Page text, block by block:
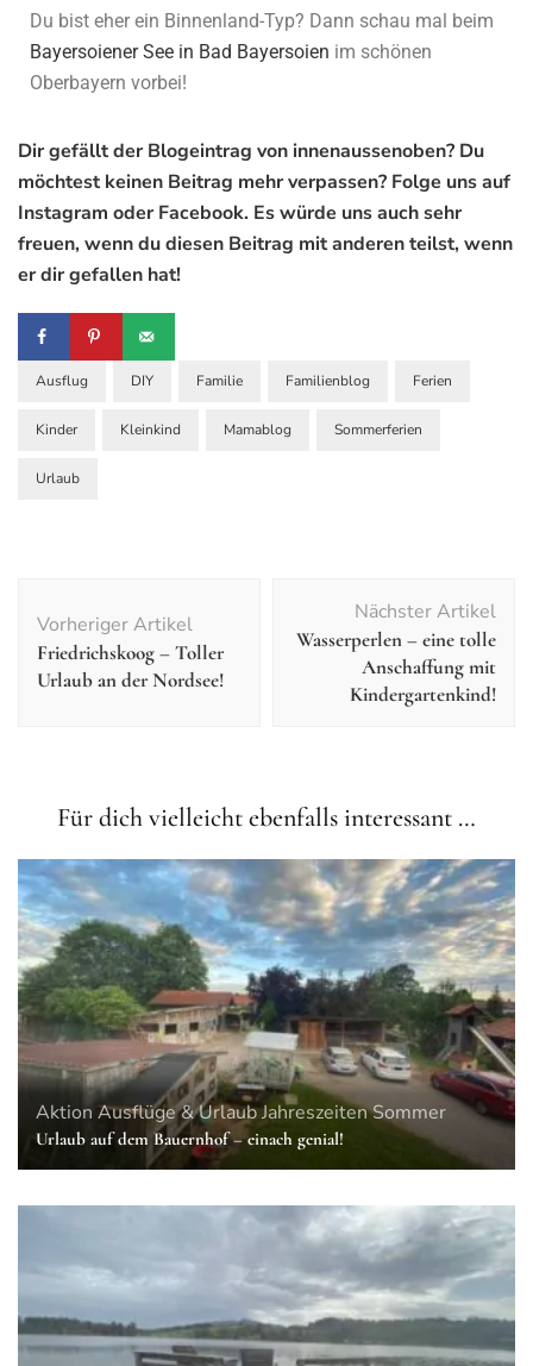
Du bist eher ein Binnenland-Typ? Dann schau mal beim
Bayersoiener See in Bad Bayersoien im schönen
Oberbayern vorbei!
Dir gefällt der Blogeintrag von innenaussenoben? Du
möchtest keinen Beitrag mehr verpassen? Folge uns auf
Instagram oder Facebook. Es würde uns auch sehr
freuen, wenn du diesen Beitrag mit anderen teilst, wenn
er dir gefallen hat!
Ausflug DIY Familie Familienblog Ferien
Kinder Kleinkind Mamablog Sommerferien
Urlaub
Vorheriger Artikel
Friedrichskoog – Toller
Urlaub an der Nordsee!
Nächster Artikel
Wasserperlen – eine tolle
Anschaffung mit
Kindergartenkind!
Für dich vielleicht ebenfalls interessant …
Aktion Ausflüge & UrlaubJahreszeitenSommer
Urlaub auf dem Bauernhof – einach genial!